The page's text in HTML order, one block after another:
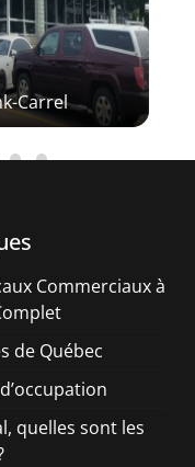
Carrel
Commerciaux à
de Québec
quelles sont les